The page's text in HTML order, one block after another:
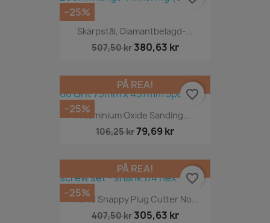
Skärpstål, Diamantbelagd-...
507,50 kr 380,63 kr
−25%
Aluminium Oxide Sanding...
106,25 kr79,69 kr
PÅ REA!
−25%
favorite_border
Trend Snappy Plug Cutter No...
407,50 kr 305,63 kr
PÅ REA!
−25%
favorite_border